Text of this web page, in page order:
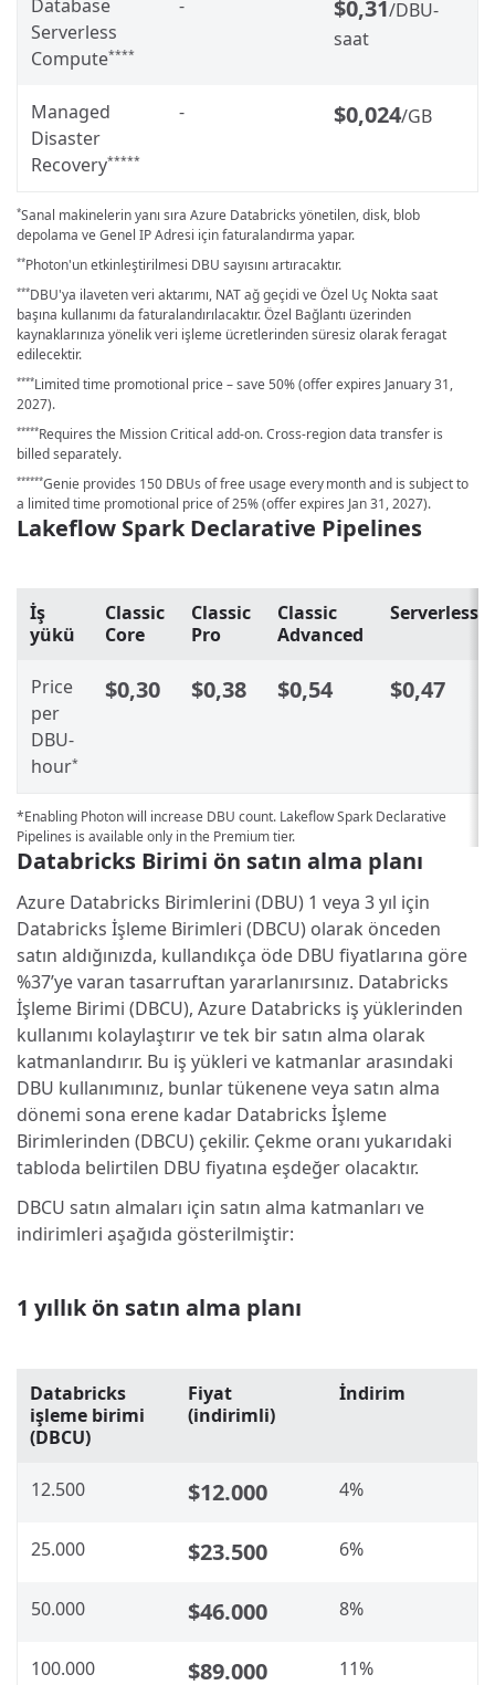
Database
Serverless
Compute****
- $0,31/DBU-
saat
Managed
Disaster
Recovery*****
- $0,024/GB
*Sanal makinelerin yanı sıra Azure Databricks yönetilen, disk, blob
depolama ve Genel IP Adresi için faturalandırma yapar.
**Photon'un etkinleştirilmesi DBU sayısını artıracaktır.
***DBU'ya ilaveten veri aktarımı, NAT ağ geçidi ve Özel Uç Nokta saat
başına kullanımı da faturalandırılacaktır. Özel Bağlantı üzerinden
kaynaklarınıza yönelik veri işleme ücretlerinden süresiz olarak feragat
edilecektir.
****Limited time promotional price – save 50% (offer expires January 31,
2027).
*****Requires the Mission Critical add-on. Cross-region data transfer is
billed separately.
******Genie provides 150 DBUs of free usage every month and is subject to
a limited time promotional price of 25% (offer expires Jan 31, 2027).
Lakeflow Spark Declarative Pipelines
İş
yükü
Classic
Core
Classic
Pro
Classic
Advanced
Serverless
Price
per
DBU-
hour*
$0,30 $0,38 $0,54 $0,47
*Enabling Photon will increase DBU count. Lakeflow Spark Declarative
Pipelines is available only in the Premium tier.
Databricks Birimi ön satın alma planı
Azure Databricks Birimlerini (DBU) 1 veya 3 yıl için
Databricks İşleme Birimleri (DBCU) olarak önceden
satın aldığınızda, kullandıkça öde DBU fiyatlarına göre
%37’ye varan tasarruftan yararlanırsınız. Databricks
İşleme Birimi (DBCU), Azure Databricks iş yüklerinden
kullanımı kolaylaştırır ve tek bir satın alma olarak
katmanlandırır. Bu iş yükleri ve katmanlar arasındaki
DBU kullanımınız, bunlar tükenene veya satın alma
dönemi sona erene kadar Databricks İşleme
Birimlerinden (DBCU) çekilir. Çekme oranı yukarıdaki
tabloda belirtilen DBU fiyatına eşdeğer olacaktır.
DBCU satın almaları için satın alma katmanları ve
indirimleri aşağıda gösterilmiştir:
1 yıllık ön satın alma planı
Databricks
işleme birimi
(DBCU)
Fiyat
(indirimli)
İndirim
12.500 $12.000 4%
25.000 $23.500 6%
50.000 $46.000 8%
100.000 $89.000 11%